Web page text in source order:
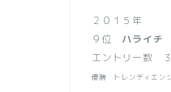
２０１５年
９位 ハライチ
エントリー数
優勝 トレンディエン